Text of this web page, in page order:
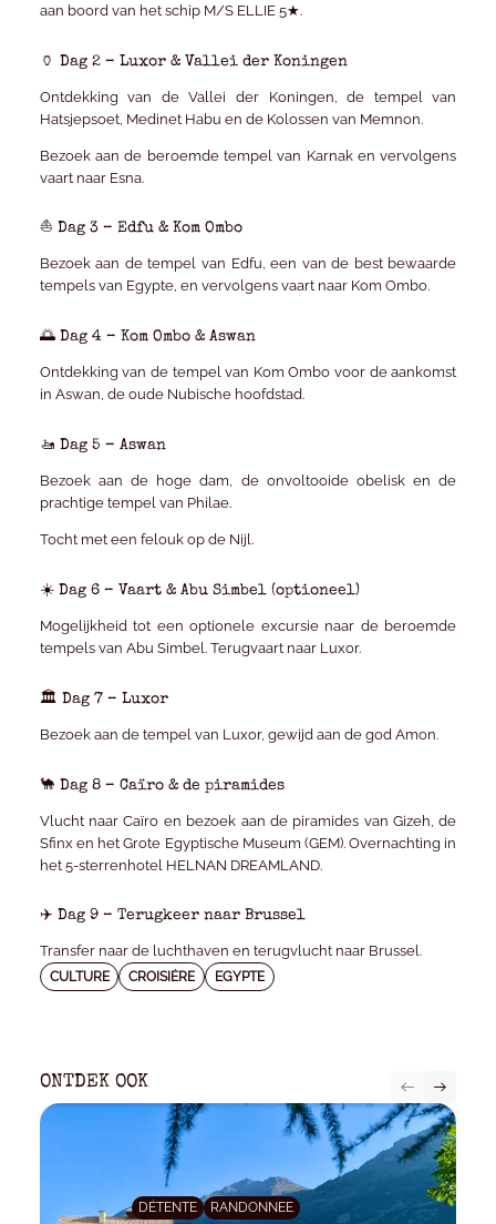
aan boord van het schip M/S ELLIE 5★.
🏺 Dag 2 – Luxor & Vallei der Koningen
Ontdekking van de Vallei der Koningen, de tempel van
Hatsjepsoet, Medinet Habu en de Kolossen van Memnon.
Bezoek aan de beroemde tempel van Karnak en vervolgens
vaart naar Esna.
⛵ Dag 3 – Edfu & Kom Ombo
Bezoek aan de tempel van Edfu, een van de best bewaarde
tempels van Egypte, en vervolgens vaart naar Kom Ombo.
🌅 Dag 4 – Kom Ombo & Aswan
Ontdekking van de tempel van Kom Ombo voor de aankomst
in Aswan, de oude Nubische hoofdstad.
🚤 Dag 5 – Aswan
Bezoek aan de hoge dam, de onvoltooide obelisk en de
prachtige tempel van Philae.
Tocht met een felouk op de Nijl.
☀️ Dag 6 – Vaart & Abu Simbel (optioneel)
Mogelijkheid tot een optionele excursie naar de beroemde
tempels van Abu Simbel. Terugvaart naar Luxor.
🏛️ Dag 7 – Luxor
Bezoek aan de tempel van Luxor, gewijd aan de god Amon.
🐪 Dag 8 – Caïro & de piramides
Vlucht naar Caïro en bezoek aan de piramides van Gizeh, de
Sfinx en het Grote Egyptische Museum (GEM). Overnachting in
het 5-sterrenhotel HELNAN DREAMLAND.
✈️ Dag 9 – Terugkeer naar Brussel
Transfer naar de luchthaven en terugvlucht naar Brussel.
CULTURE CROISIÈRE EGYPTE
ONTDEK OOK
DÉTENTE RANDONNEE